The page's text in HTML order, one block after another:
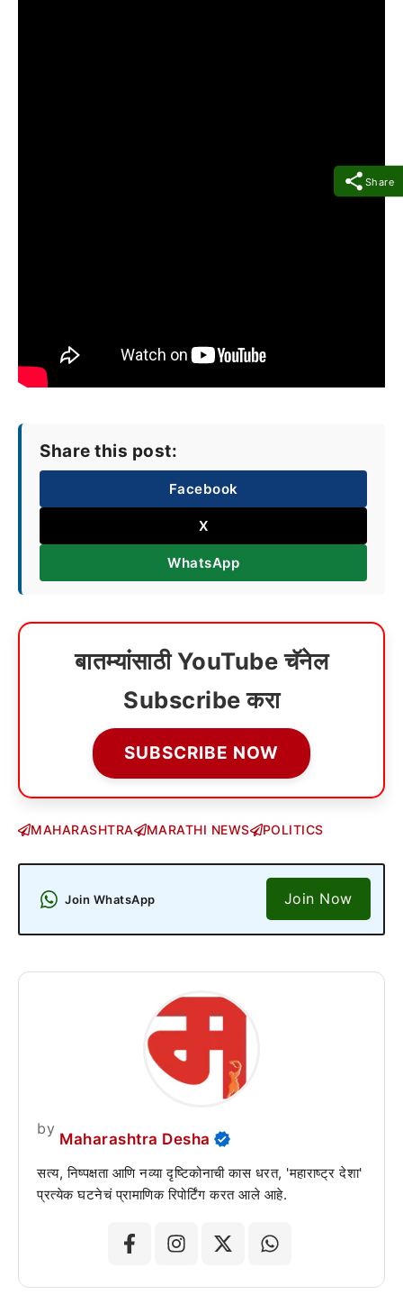
Share
Share this post:
Facebook
X
WhatsApp
बातम्यांसाठी YouTube चॅनेल
Subscribe करा
SUBSCRIBE NOW
MAHARASHTRA MARATHI NEWS POLITICS
Join WhatsApp Join Now
by
Maharashtra Desha
सत्य, निष्पक्षता आणि नव्या दृष्टिकोनाची कास धरत, 'महाराष्ट्र देशा'
प्रत्येक घटनेचं प्रामाणिक रिपोर्टिंग करत आले आहे.